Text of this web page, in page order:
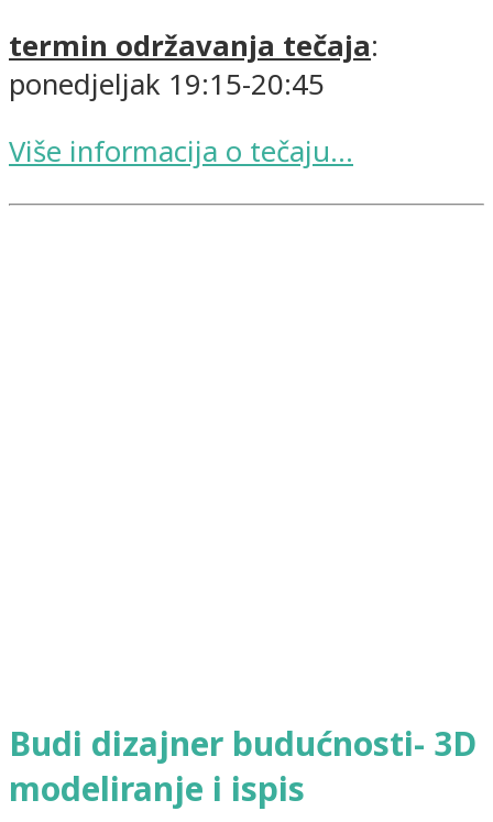
termin održavanja tečaja:
ponedjeljak 19:15-20:45
Više informacija o tečaju...
Budi dizajner budućnosti- 3D
modeliranje i ispis